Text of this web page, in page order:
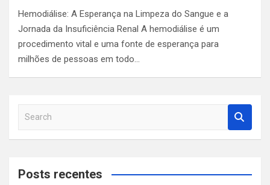
Hemodiálise: A Esperança na Limpeza do Sangue e a
Jornada da Insuficiência Renal A hemodiálise é um
procedimento vital e uma fonte de esperança para
milhões de pessoas em todo…
a
c
Posts recentes